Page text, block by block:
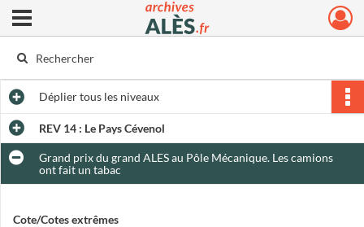
Archives municipales d'Alès
Ouvrir le menu déroulant
Dépliertous les niveaux
REV 14 : Le Pays Cévenol
Grand prix du grand ALES au Pôle Mécanique. Les camions
ont fait un tabac
Cote/Cotes extrêmes